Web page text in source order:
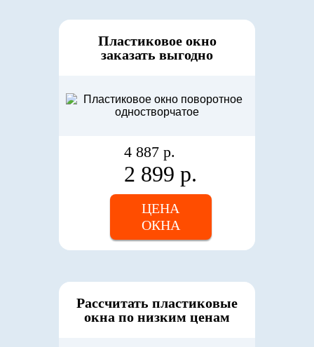
Пластиковое окно
заказать выгодно
4 887 р.
2 899 р.
ЦЕНА
ОКНА
Рассчитать пластиковые
окна по низким ценам